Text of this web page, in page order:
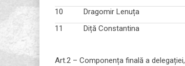
10
Dragomir Lenuța
11
Diță Constantina
Art.2 – Componența finală a